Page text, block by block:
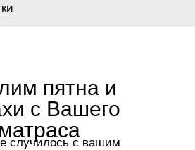
пятна и
с Вашего
матраса
случилось с вашим